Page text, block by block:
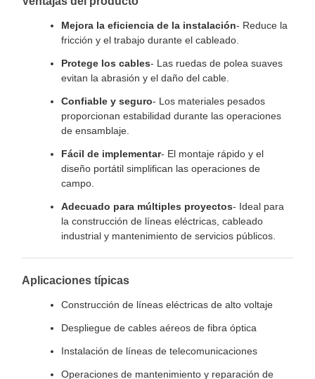
Mejora la eficiencia de la instalación- Reduce la
fricción y el trabajo durante el cableado.
Protege los cables- Las ruedas de polea suaves
evitan la abrasión y el daño del cable.
Confiable y seguro- Los materiales pesados
proporcionan estabilidad durante las operaciones
de ensamblaje.
Fácil de implementar- El montaje rápido y el
diseño portátil simplifican las operaciones de
campo.
Adecuado para múltiples proyectos- Ideal para
la construcción de líneas eléctricas, cableado
industrial y mantenimiento de servicios públicos.
Aplicaciones típicas
Construcción de líneas eléctricas de alto voltaje
Despliegue de cables aéreos de fibra óptica
Instalación de líneas de telecomunicaciones
Operaciones de mantenimiento y reparación de